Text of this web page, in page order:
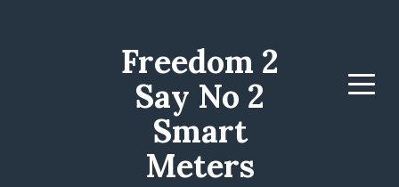
Freedom 2
Say No 2
Smart
Meters
Menu